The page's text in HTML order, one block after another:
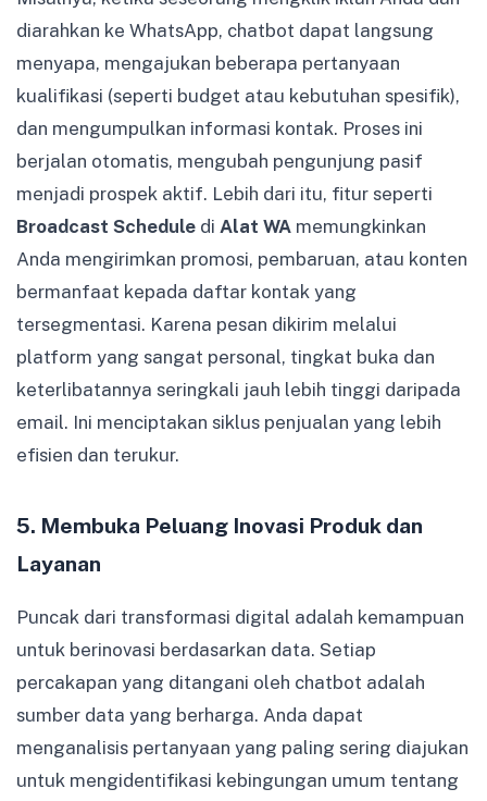
diarahkan ke WhatsApp, chatbot dapat langsung
menyapa, mengajukan beberapa pertanyaan
kualifikasi (seperti budget atau kebutuhan spesifik),
dan mengumpulkan informasi kontak. Proses ini
berjalan otomatis, mengubah pengunjung pasif
menjadi prospek aktif. Lebih dari itu, fitur seperti
Broadcast Schedule di Alat WA memungkinkan
Anda mengirimkan promosi, pembaruan, atau konten
bermanfaat kepada daftar kontak yang
tersegmentasi. Karena pesan dikirim melalui
platform yang sangat personal, tingkat buka dan
keterlibatannya seringkali jauh lebih tinggi daripada
email. Ini menciptakan siklus penjualan yang lebih
efisien dan terukur.
5. Membuka Peluang Inovasi Produk dan
Layanan
Puncak dari transformasi digital adalah kemampuan
untuk berinovasi berdasarkan data. Setiap
percakapan yang ditangani oleh chatbot adalah
sumber data yang berharga. Anda dapat
menganalisis pertanyaan yang paling sering diajukan
untuk mengidentifikasi kebingungan umum tentang